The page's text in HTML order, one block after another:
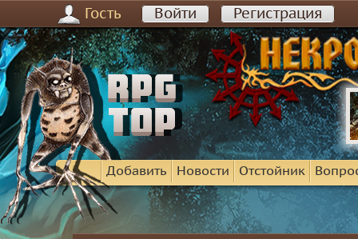
Гость Войти Регистрация
Добавить Новости Отстойник